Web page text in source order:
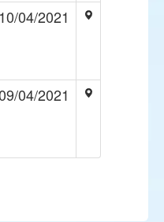
10/04/2021
04/2021